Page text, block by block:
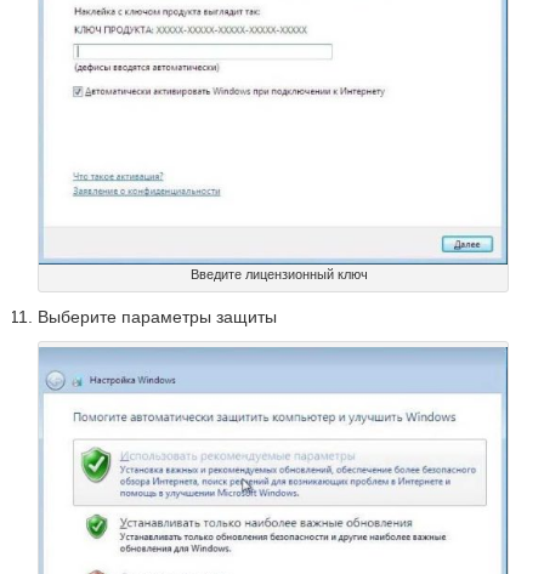
Введите лицензионный ключ
Выберите параметры защиты